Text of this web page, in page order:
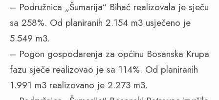
– Podružnica „Šumarija“ Bihać realizovala je sječu
sa 258%. Od planiranih 2.154 m3 usječeno je
5.549 m3.
– Pogon gospodarenja za općinu Bosanska Krupa
fazu sječe realizovao je sa 114%. Od planiranih
1.991 m3 realizovano je 2.273 m3.